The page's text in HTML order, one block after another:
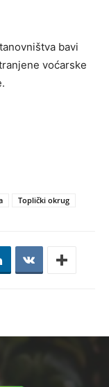
bavi
voćarske
Toplički okrug